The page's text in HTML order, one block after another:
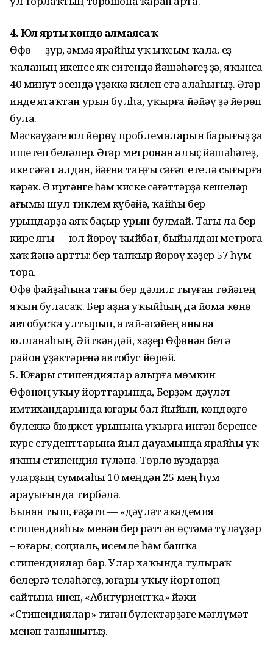
4. Юл ярты көндө алмаясаҡ
Өфө — ҙур, әммә ярайһы уҡ ыҡсым ҡала. Һеҙ
ҡаланың икенсе яҡ ситендә йәшәһәгеҙ ҙә, яҡынса
40 минут эсендә үҙәккә килеп етә алаһығыҙ. Әгәр
инде ятаҡтан урын булһа, уҡырға йәйәү ҙә йөрөп
була.
Мәскәүҙәге юл йөрөү проблемаларын барығыҙ ҙа
ишетеп беләлер. Әгәр метронан алыҫ йәшәһәгеҙ,
ике сәғәт алдан, йәғни таңғы сәғәт етелә сығырға
кәрәк. Ә иртәнге һәм киске сәғәттәрҙә кешеләр
ағымы шул тиклем күбәйә, ҡайһы бер
урындарҙа аяҡ баҫыр урын булмай. Тағы ла бер
кире яғы — юл йөрөү ҡыйбат, быйылдан метроға
хаҡ йәнә артты: бер тапҡыр йөрөү хәҙер 57 һум
тора.
Өфө файҙаһына тағы бер дәлил: тыуған төйәгең
яҡын буласаҡ. Бер аҙна уҡыйһың да йома көнө
автобусҡа ултырып, атай-әсәйең янына
юлланаһың. Әйткәндәй, хәҙер Өфөнән бөтә
район үҙәктәренә автобус йөрөй.
5. Юғары стипендиялар алырға мөмкин
Өфөнөң уҡыу йорттарында, Берҙәм дәүләт
имтихандарында юғары бал йыйып, көндөҙгө
бүлеккә бюджет урынына уҡырға ингән беренсе
курс студенттарына йыл дауамында ярайһы уҡ
яҡшы стипендия түләнә. Төрлө вуздарҙа
уларҙың суммаһы 10 меңдән 25 мең һум
арауығында тирбәлә.
Бынан тыш, ғәҙәти — «дәүләт академия
стипендияһы» менән бер рәттән өҫтәмә түләүҙәр
– юғары, социаль, исемле һәм башҡа
стипендиялар бар. Улар хаҡында тулыраҡ
белергә теләһәгеҙ, юғары уҡыу йортоноң
сайтына инеп, «Абитуриентҡа» йәки
«Стипендиялар» тигән бүлектәрҙәге мәғлүмәт
менән танышығыҙ.